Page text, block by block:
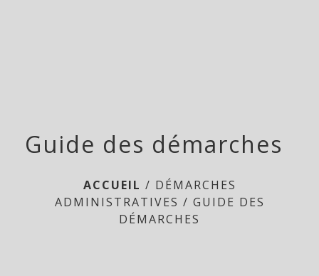
Guide des démarches
ACCUEIL / DÉMARCHES
ADMINISTRATIVES / GUIDE DES
DÉMARCHES